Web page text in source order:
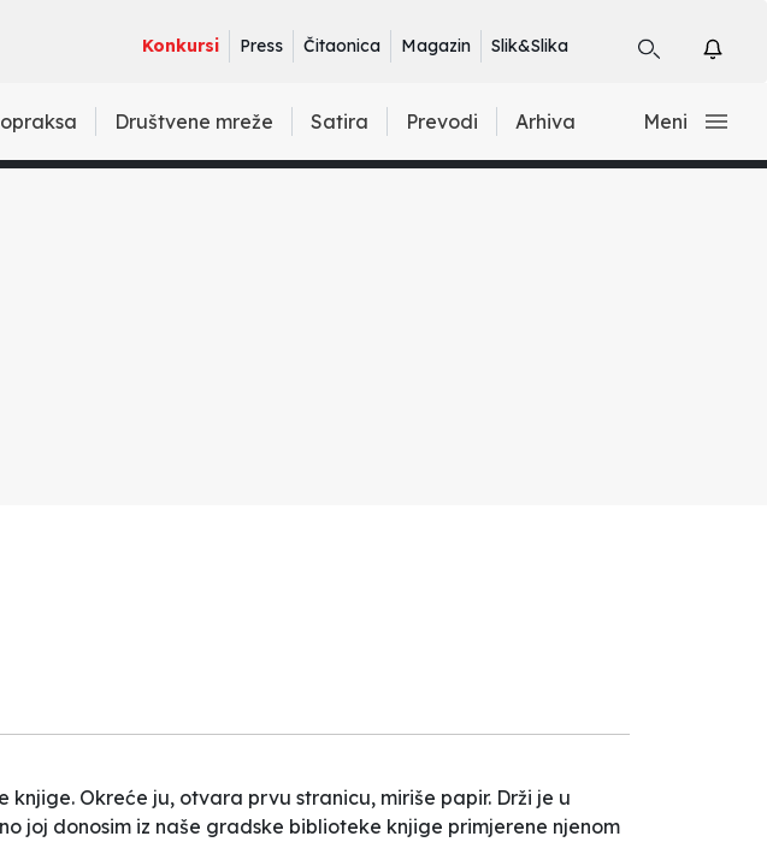
Konkursi Press Čitaonica Magazin Slik&Slika
Društvene mreže Satira Prevodi Arhiva Meni
Okreće ju, otvara prvu stranicu, miriše papir. Drži je u
joj donosim iz naše gradske biblioteke knjige primjerene njenom